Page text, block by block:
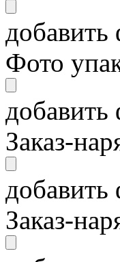
добавить
Фото
добавить
Заказ-
добавить
Заказ-